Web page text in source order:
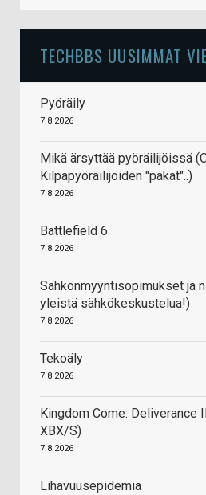
TECHBBS UUSIMMAT
Pyöräily
7.8.2026
Mikä ärsyttää pyöräilijöissä
Kilpapyöräilijöiden "pakat"..)
7.8.2026
Battlefield 6
7.8.2026
Sähkönmyyntisopimukset ja
yleistä sähkökeskustelua!)
7.8.2026
Tekoäly
7.8.2026
Kingdom Come: Deliverance
XBX/S)
7.8.2026
Lihavuusepidemia